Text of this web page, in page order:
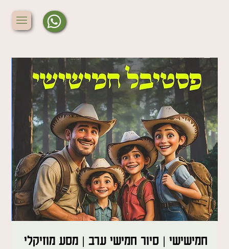
חמישישי | סיור חמישי ערב | מסע מוזיקלי